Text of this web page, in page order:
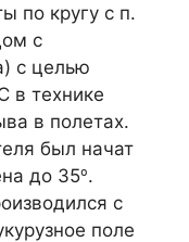
по кругу с п.
с
с целью
в технике
в полетах.
был начат
до 35о.
с
поле